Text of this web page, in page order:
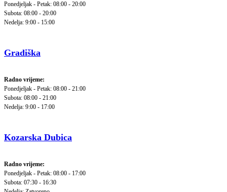
Ponedjeljak - Petak: 08:00 - 20:00
Subota: 08:00 - 20:00
Nedelja: 9:00 - 15:00
Gradiška
Radno vrijeme:
Ponedjeljak - Petak: 08:00 - 21:00
Subota: 08:00 - 21:00
Nedelja: 9:00 - 17:00
Kozarska Dubica
Radno vrijeme:
Ponedjeljak - Petak: 08:00 - 17:00
Subota: 07:30 - 16:30